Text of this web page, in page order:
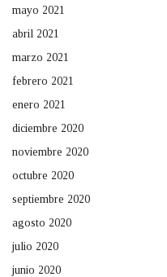
mayo 2021
abril 2021
marzo 2021
febrero 2021
enero 2021
diciembre 2020
noviembre 2020
octubre 2020
septiembre 2020
agosto 2020
julio 2020
junio 2020